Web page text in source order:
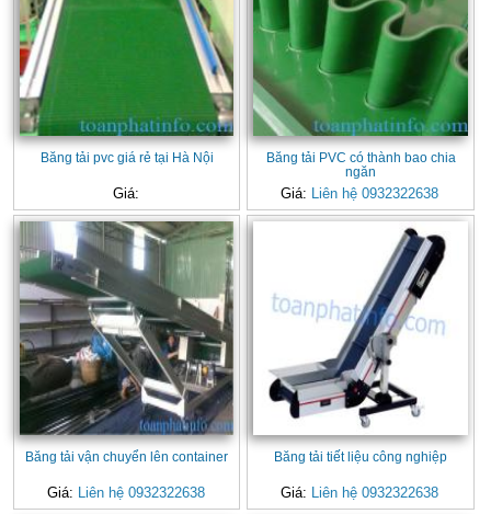
Băng tải pvc giá rẻ tại Hà Nội
Giá:
Băng tải PVC có thành bao chia
ngăn
Giá: Liên hệ 0932322638
Băng tải vận chuyển lên container
Giá: Liên hệ 0932322638
Băng tải tiết liệu công nghiệp
Giá: Liên hệ 0932322638